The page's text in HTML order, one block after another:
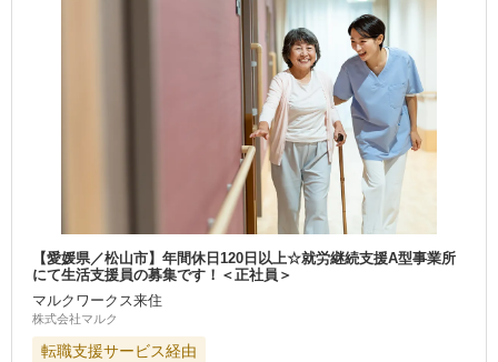
【愛媛県／松山市】年間休日120日以上☆就労継続支援A型事業所
にて生活支援員の募集です！＜正社員＞
マルクワークス来住
株式会社マルク
転職支援サービス経由